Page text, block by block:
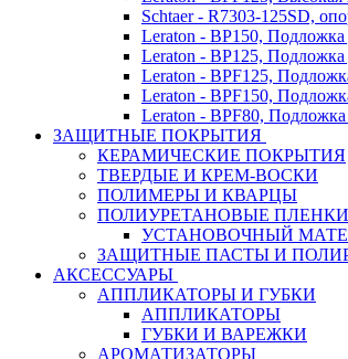
Schtaer - R7303-125SD,
Leraton - BP150,
Leraton - BP125,
Leraton - BPF125,
Leraton - BPF150,
Leraton - BPF80,
ЗАЩИТНЫЕ ПОКРЫТИЯ
КЕРАМИЧЕСКИЕ ПОКРЫТИЯ
ТВЕРДЫЕ И КРЕМ-ВОСКИ
ПОЛИМЕРЫ И КВАРЦЫ
ПОЛИУРЕТАНОВЫЕ ПЛЕНКИ
УСТАНОВОЧНЫЙ
ЗАЩИТНЫЕ ПАСТЫ И
АКСЕССУАРЫ
АППЛИКАТОРЫ И ГУБКИ
АППЛИКАТОРЫ
ГУБКИ И ВАРЕЖКИ
АРОМАТИЗАТОРЫ